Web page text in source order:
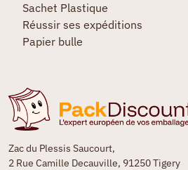
Zac du Plessis Saucourt,
2 Rue Camille Decauville, 91250 Tigery
Sachet Plastique
Réussir ses expéditions
Papier bulle